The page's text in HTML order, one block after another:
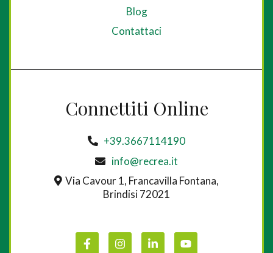
Blog
Contattaci
Connettiti Online
+39.3667114190
info@recrea.it
Via Cavour 1, Francavilla Fontana,
Brindisi 72021